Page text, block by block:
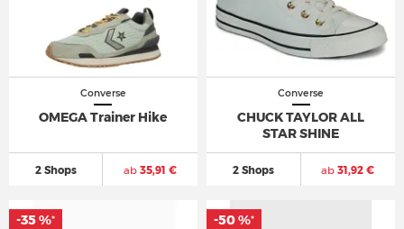
Converse
OMEGA Trainer Hike
2 Shops ab35,91 €
Converse
CHUCK TAYLOR ALL
STAR SHINE
2 Shops ab 31,92 €
-35 %* -50 %*